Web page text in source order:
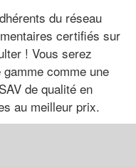
du réseau
certifiés sur
! Vous serez
comme une
de qualité en
au meilleur prix.